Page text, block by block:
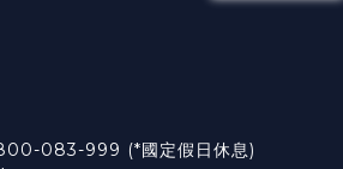
083-999 (*國定假日休息)